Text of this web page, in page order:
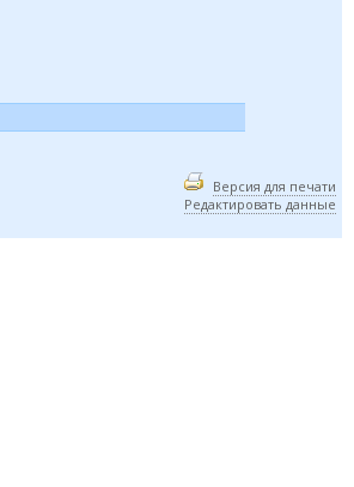
Версия для печати
Редактировать данные